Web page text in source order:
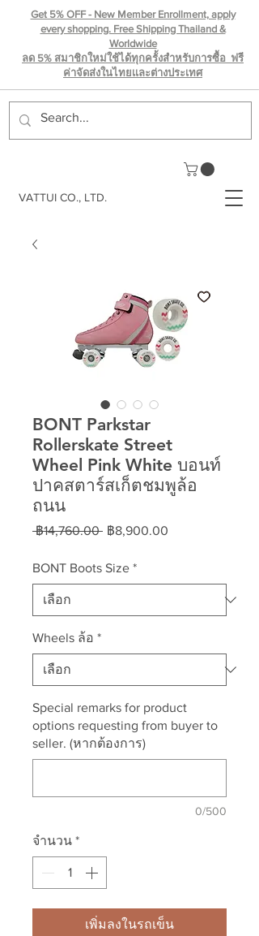
VATTUI CO., LTD.
Get 5% OFF - New Member Enrollment, apply
every shopping. Free Shipping Thailand &
Worldwide
ลด 5% สมาชิกใหม่ใช้ได้ทุกครั้งสำหรับการซื้อ ฟรี
ค่าจัดส่งในไทยเเละต่างประเทศ
BONT Parkstar
Rollerskate Street
Wheel Pink White บอนท์
ปาคสตาร์สเก็ตชมพูล้อ
ถนน
฿14,760.00 ราคา
฿8,900.00
BONT Boots Size *
Wheels ล้อ *
Special remarks for product
options requesting from buyer to
seller. (หากต้องการ)
0/500
จำนวน *
เพิ่มลงในรถเข็น